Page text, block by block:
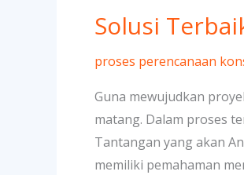
Solusi
proses perencanaan
Guna mewujudkan
matang. Dalam proses
Tantangan yang akan
memiliki pemahaman
Solusi
Menghadapi
Proses
Perencanaan
Konstruksi